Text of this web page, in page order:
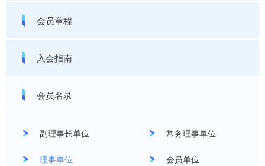
会员章程
入会指南
会员名录
副理事长单位 常务理事单位
理事单位 会员单位